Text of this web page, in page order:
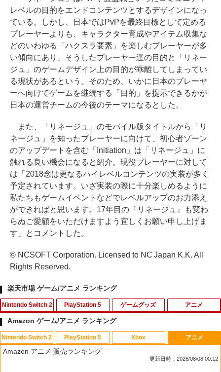
レベルの目的をエンドコンテンツとするデザインになっ
ている。しかし、日本ではPvPを最終目標として定める
プレーヤーよりも、キャラクター育成やアイテム収集な
どのいわゆる「ハクスラ要素」を楽しむプレーヤーが多
い傾向にあり、そうしたプレーヤー達の目的と「リネー
ジュ」のゲームデザイン上の目的が乖離してしまってい
る現状があるという。そのため、いかに日本のプレーヤ
ーへ向けてゲームを継続する「目的」を提示できるかが
日本の運営チームの今後のテーマになるとした。
また、「リネージュ」のモバイル版タイトルから「リ
ネージュ」を知ったプレーヤーに向けて、初心者ゾーン
のアップデートを含む「Initiation」は「リネージュ」に
触れる良い機会になると紹介。現役プレーヤーに対して
は「2018念は更なるハイレベルコンテンツの実装が多く
予定されています。いざ実装の際に十分楽しめるように
私たちもゲームイベントなどでレベルアップのお力添え
ができればと思います。17年目の『リネージュ』も変わ
らぬご愛顧をいただけますよう宜しくお願い申し上げま
す」とコメントした。
© NCSOFT Corporation. Licensed to NC Japan K.K. All
Rights Reserved.
楽天市場 ゲーム/アニメ ランキング
Nintendo Switch 2
1
Switch2 保護フィルム スイッチ2 保護フ
ィルム switch2 フィルム Switch2 ガラ
スフィルム スイッチ2 フィルム ガイド
PlayStation 5
1
PRO FREAK V2 Cheeky (通常版) モデ
ル プロフリーク PS5 PS4 NS proチーキ
ー 凹型 FPS 無段階高さ調節 profreek バ
ゲームグッズ アニメ
1
ミュージカル『刀剣乱舞』 ～静かなる夜
半の寝ざめ～【Blu-ray】 [ ミュージカル
Amazon ゲーム/アニメ ランキング
Nintendo Switch 2 PlayStation 5 Xbox アニメ
Amazon アニメ 販売ランキング
更新日時：2026/08/08 00:12